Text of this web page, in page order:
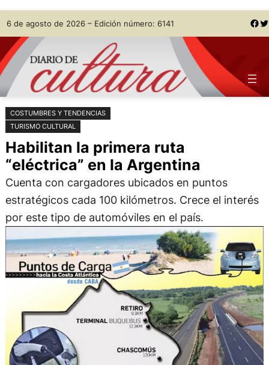
Saltar
al
contenido
Skip
to
content
6 de agosto de 2026 – Edición número: 6141 Facebook Twitter
COSTUMBRES Y TENDENCIAS
TURISMO CULTURAL
Habilitan la primera ruta
“eléctrica” en la Argentina
Cuenta con cargadores ubicados en puntos
estratégicos cada 100 kilómetros. Crece el interés
por este tipo de automóviles en el país.